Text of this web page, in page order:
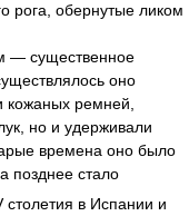
рога, обернутые ликом
существенное
оно
кожаных ремней,
но и удерживали
времена оно было
позднее стало
столетия в Испании и